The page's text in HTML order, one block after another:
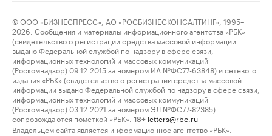
© ООО «БИЗНЕСПРЕСС», АО «РОСБИЗНЕСКОНСАЛТИНГ», 1995–
2026. Сообщения и материалы информационного агентства «РБК»
(свидетельство о регистрации средства массовой информации
выдано Федеральной службой по надзору в сфере связи,
информационных технологий и массовых коммуникаций
(Роскомнадзор) 09.12.2015 за номером ИА №ФС77-63848) и сетевого
издания «РБК» (свидетельство о регистрации средства массовой
информации выдано Федеральной службой по надзору в сфере связи,
информационных технологий и массовых коммуникаций
(Роскомнадзор) 03.12.2021 за номером ЭЛ №ФС77-82385)
сопровождаются пометкой «РБК».
18+ letters@rbc.ru
Владельцем сайта является информационное агентство «РБК».